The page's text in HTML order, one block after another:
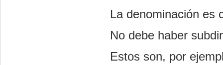
La denominación es
No debe haber
Estos son, por